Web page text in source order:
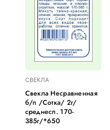
СВЕКЛА
Свекла Несравненная
б/п /Сотка/ 2г/
среднесп. 170-
385г/*650